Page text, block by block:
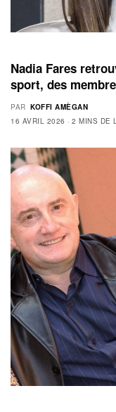
Nadia Fares
sport, des
PAR KOFFI AMÈGAN
16 AVRIL 2026
2 MINS DE